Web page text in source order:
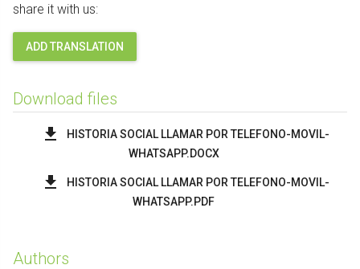
share it with us:
ADD TRANSLATION
Download files
HISTORIA SOCIAL LLAMAR POR TELEFONO-MOVIL-
WHATSAPP.DOCX
HISTORIA SOCIAL LLAMAR POR TELEFONO-MOVIL-
WHATSAPP.PDF
Authors